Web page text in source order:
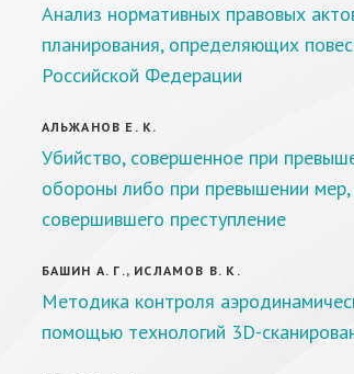
Анализ нормативных правовых
планирования, определяющих
Российской Федерации
АЛЬЖАНОВ Е. К.
Убийство, совершенное при
обороны либо при превышении
совершившего преступление
БАШИН А. Г., ИСЛАМОВ В. К.
Методика контроля
помощью технологий 3D-